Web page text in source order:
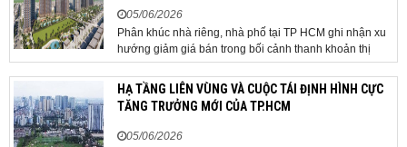
05/06/2026
Phân khúc nhà riêng, nhà phố tại TP HCM ghi nhận xu
hướng giảm giá bán trong bối cảnh thanh khoản thị
trường suy yếu, người mua thận trọng. Sau hơn 5 tháng
rao bán căn nhà trong hẻm khu vực Bảy Hiền, anh
Minh, một chủ nhà tại TP HCM, chấp nhận hạ giá...
HẠ TẦNG LIÊN VÙNG VÀ CUỘC TÁI ĐỊNH HÌNH CỰC
TĂNG TRƯỞNG MỚI CỦA TP.HCM
05/06/2026